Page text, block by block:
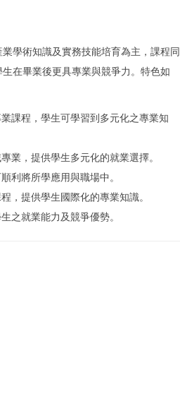
學術知識及實務技能培育為主，課程同
在畢業後更具專業與競爭力。特色如
課程，學生可學習到多元化之專業知
業，提供學生多元化的就業選擇。
利將所學應用與職場中。
，提供學生國際化的專業知識。
之就業能力及競爭優勢。